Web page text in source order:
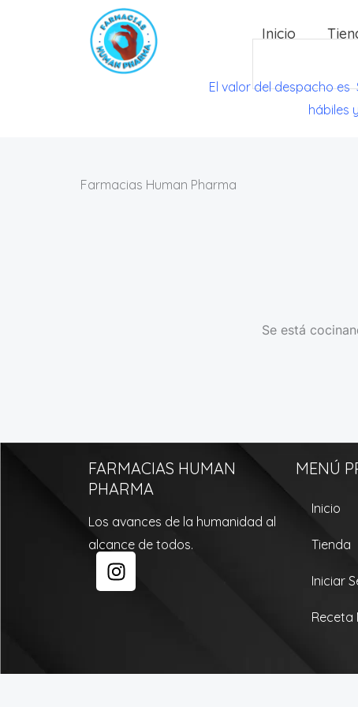
Inicio
El valor del despacho es
hábiles
Farmacias Human Pharma
Se está
FARMACIAS HUMAN
PHARMA
Los avances de la humanidad al
alcance de todos.
I
n
r
MENÚ
Inicio
Tienda
Iniciar
Receta